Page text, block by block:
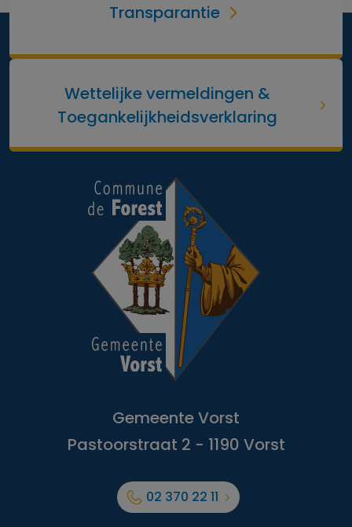
Transparantie
Wettelijke vermeldingen &
Toegankelijkheidsverklaring
Gemeente Vorst
Pastoorstraat 2 - 1190 Vorst
02 370 22 11